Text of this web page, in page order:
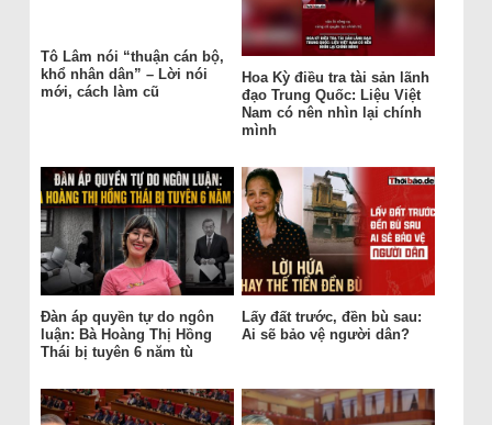
Tô Lâm nói “thuận cán bộ,
khổ nhân dân” – Lời nói
mới, cách làm cũ
Hoa Kỳ điều tra tài sản lãnh
đạo Trung Quốc: Liệu Việt
Nam có nên nhìn lại chính
mình
Đàn áp quyền tự do ngôn
luận: Bà Hoàng Thị Hồng
Thái bị tuyên 6 năm tù
Lấy đất trước, đền bù sau:
Ai sẽ bảo vệ người dân?